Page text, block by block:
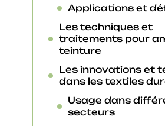
Applications et
Les techniques et
traitements pour
teinture
Les innovations et
dans les textiles
Usage dans
secteurs